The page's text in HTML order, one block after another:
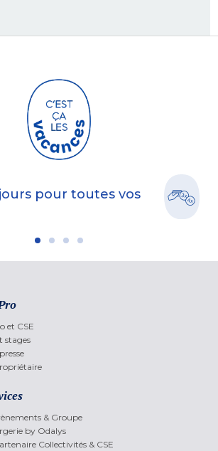
pour toutes vos
et CSE
stages
& Groupe
by Odalys
Collectivités & CSE